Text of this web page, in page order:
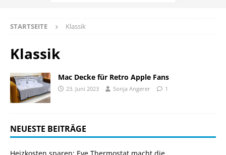
STARTSEITE Klassik
Klassik
Mac Decke für Retro Apple Fans
23. Juni 2023 Sonja Angerer 1
NEUESTE BEITRÄGE